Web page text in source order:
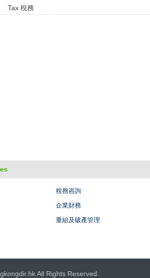
Tax 稅務
稅務咨詢
企業財務
重組及破產管理
All Rights Reserved.